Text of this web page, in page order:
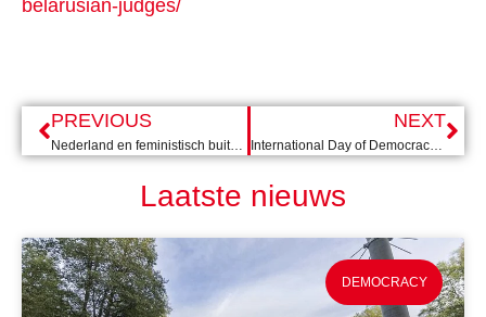
belarusian-judges/
PREVIOUS
Nederland en feministisch buitenlandbeleid: kansen voor vooruitgang
NEXT
International Day of Democracy: ons werk blijft van onverminderd belang
Laatste nieuws
DEMOCRACY